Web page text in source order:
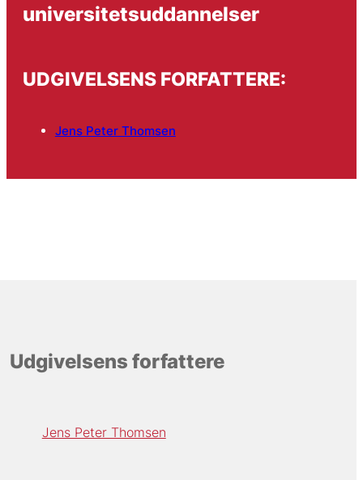
universitetsuddannelser
UDGIVELSENS FORFATTERE:
Jens Peter Thomsen
Udgivelsens forfattere
Jens Peter Thomsen